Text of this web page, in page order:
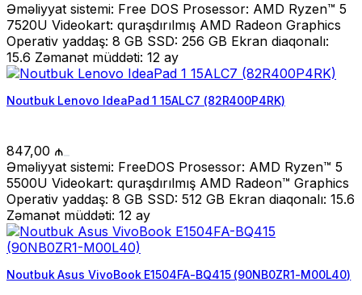
Əməliyyat sistemi: Free DOS Prosessor: AMD Ryzen™ 5
7520U Videokart: quraşdırılmış AMD Radeon Graphics
Operativ yaddaş: 8 GB SSD: 256 GB Ekran diaqonalı:
15.6 Zəmanət müddəti: 12 ay
Noutbuk Lenovo IdeaPad 1 15ALC7 (82R400P4RK)
847,00 ₼
Əməliyyat sistemi: FreeDOS Prosessor: AMD Ryzen™ 5
5500U Videokart: quraşdırılmış AMD Radeon™ Graphics
Operativ yaddaş: 8 GB SSD: 512 GB Ekran diaqonalı: 15.6
Zəmanət müddəti: 12 ay
Noutbuk Asus VivoBook E1504FA-BQ415 (90NB0ZR1-M00L40)